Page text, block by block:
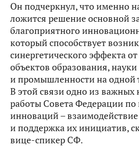
Он подчеркнул, что именно
ложится решение основной
благоприятного
который способствует
синергетического эффекта
объектов образования, науки
и промышленности на одной
В этой связи одно из важных
работы Совета Федерации
инноваций –
и поддержка их инициатив,
вице-спикер СФ.